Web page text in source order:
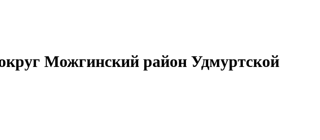
Можгинский район Удмуртской